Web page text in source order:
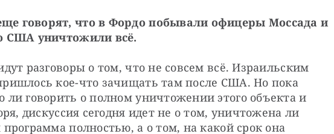
говорят, что в Фордо побывали офицеры Моссада и
США уничтожили всё.
разговоры о том, что не совсем всё. Израильским
кое-что зачищать там после США. Но пока
говорить о полном уничтожении этого объекта и
дискуссия сегодня идет не о том, уничтожена ли
программа полностью, а о том, на какой срок она